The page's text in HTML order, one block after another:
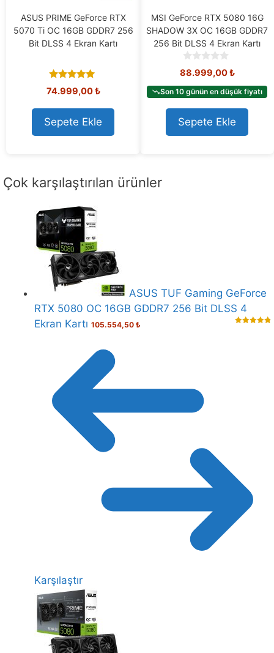
ASUS PRIME GeForce RTX
5070 Ti OC 16GB GDDR7 256
Bit DLSS 4 Ekran Kartı
5.00
out of 5
74.999,00₺
Sepete Ekle
MSI GeForce RTX 5080 16G
SHADOW 3X OC 16GB GDDR7
256 Bit DLSS 4 Ekran Kartı
0
o
u
t
o
f
88.999,00₺
Son 10 günün en düşük fiyatı
Sepete Ekle
Çok karşılaştırılan ürünler
ASUS TUF Gaming GeForce
RTX 5080 OC 16GB GDDR7 256 Bit DLSS 4
Ekran Kartı 105.554,50 ₺
Karşılaştır